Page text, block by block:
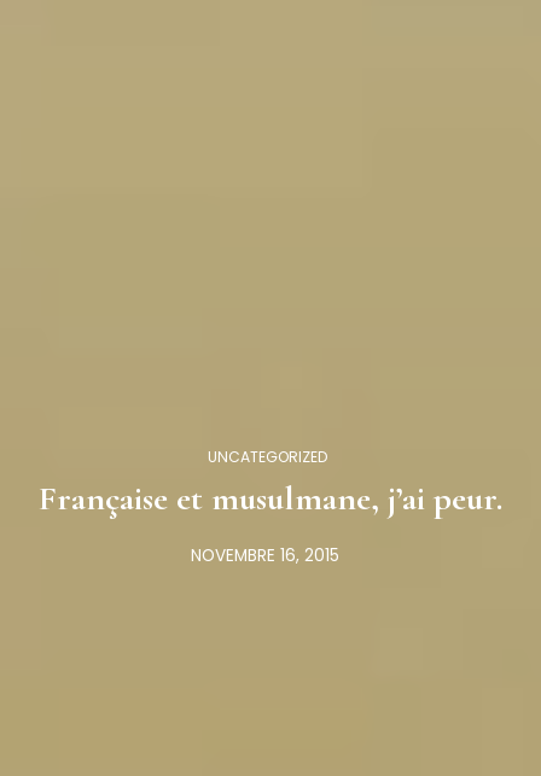
UNCATEGORIZED
Française et musulmane, j’ai peur.
NOVEMBRE 16, 2015